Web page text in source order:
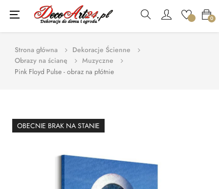
0
Toggle
navigation
☰
Strona główna
Dekoracje Ścienne
Obrazy na ścianę
Muzyczne
Pink Floyd Pulse - obraz na płótnie
OBECNIE BRAK NA STANIE